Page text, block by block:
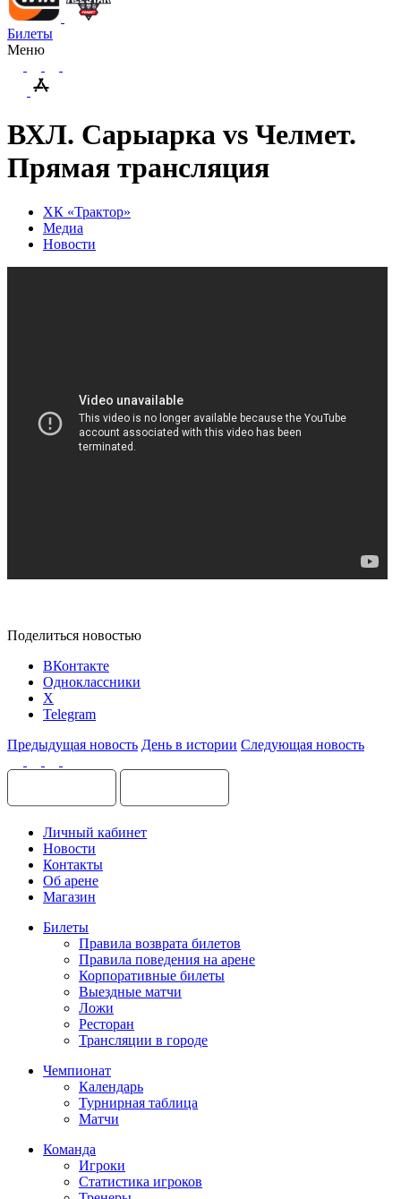
Билеты
Меню
ВХЛ. Сарыарка vs Челмет.
Прямая трансляция
ХК «Трактор»
Медиа
Новости
Поделиться новостью
ВКонтакте
Одноклассники
X
Telegram
Предыдущая новость День в истории Следующая новость
Личный кабинет
Новости
Контакты
Об арене
Магазин
Билеты
Правила возврата билетов
Правила поведения на арене
Корпоративные билеты
Выездные матчи
Ложи
Ресторан
Трансляции в городе
Чемпионат
Календарь
Турнирная таблица
Матчи
Команда
Игроки
Статистика игроков